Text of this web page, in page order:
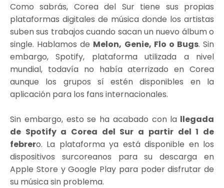
Como sabrás, Corea del Sur tiene sus propias
plataformas digitales de música donde los artistas
suben sus trabajos cuando sacan un nuevo álbum o
single. Hablamos de Melon, Genie, Flo o Bugs. Sin
embargo, Spotify, plataforma utilizada a nivel
mundial, todavía no había aterrizado en Corea
aunque los grupos sí estén disponibles en la
aplicación para los fans internacionales.
Sin embargo, esto se ha acabado con la llegada
de Spotify a Corea del Sur a partir del 1 de
febrero. La plataforma ya está disponible en los
dispositivos surcoreanos para su descarga en
Apple Store y Google Play para poder disfrutar de
su música sin problema.